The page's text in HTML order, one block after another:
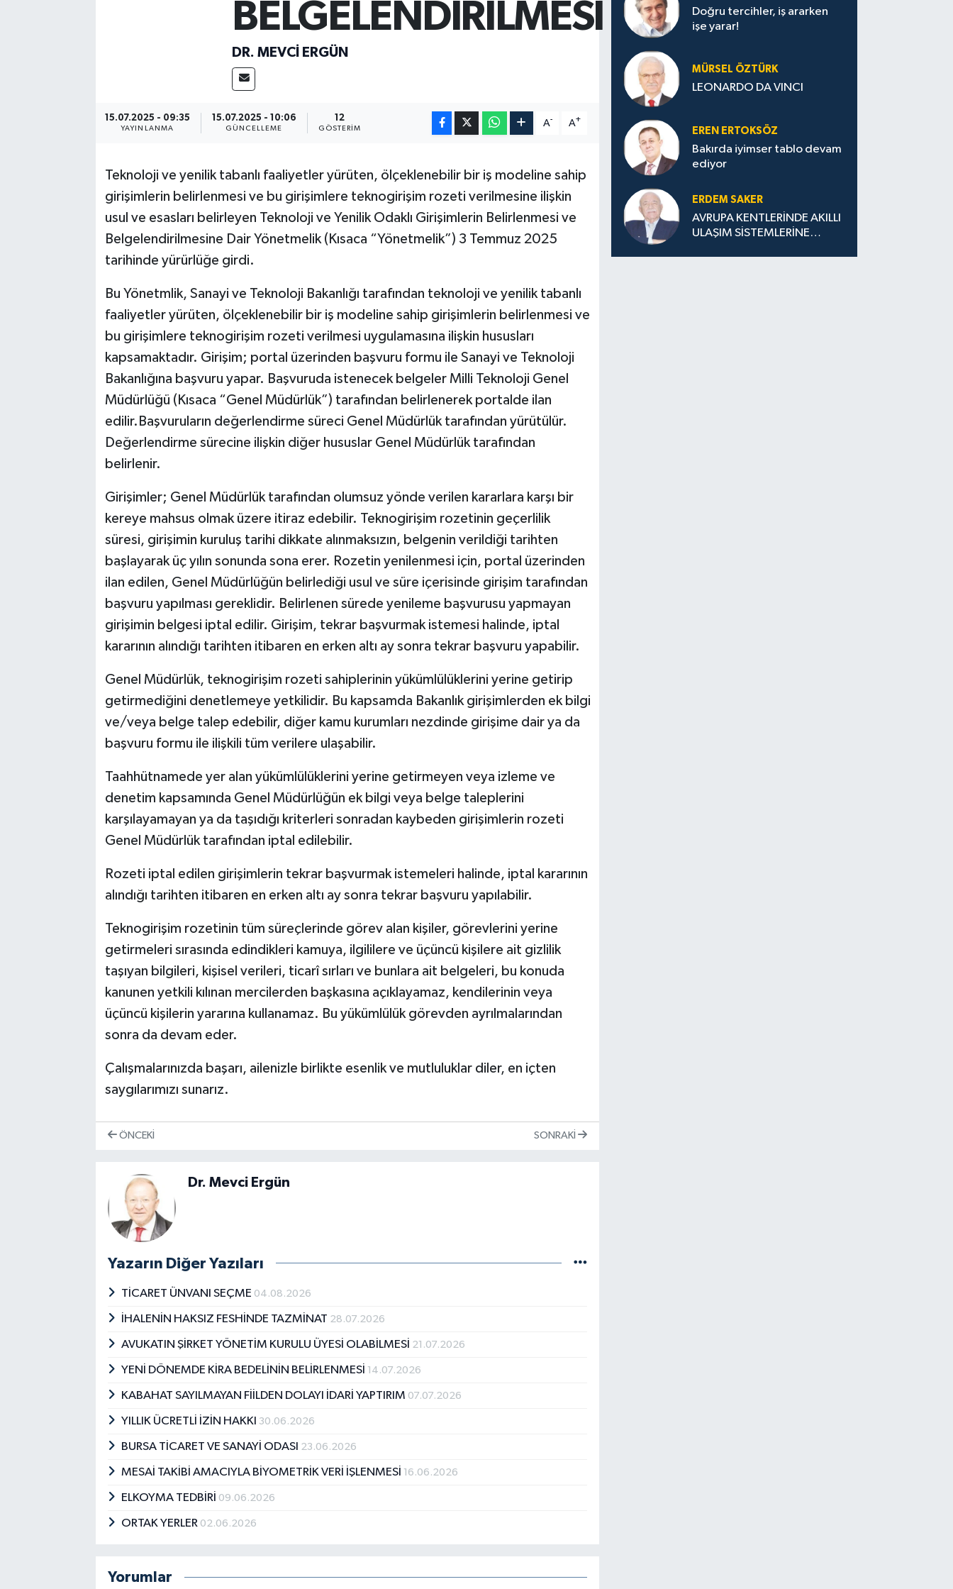
BELGELENDİRİLMESİ
DR. MEVCI ERGÜN
15.07.2025 - 09:35
YAYINLANMA
15.07.2025 - 10:06
GÜNCELLEME
12
GÖSTERIM
A- A+
Teknoloji ve yenilik tabanlı faaliyetler yürüten, ölçeklenebilir bir iş modeline sahip
girişimlerin belirlenmesi ve bu girişimlere teknogirişim rozeti verilmesine ilişkin
usul ve esasları belirleyen Teknoloji ve Yenilik Odaklı Girişimlerin Belirlenmesi ve
Belgelendirilmesine Dair Yönetmelik (Kısaca “Yönetmelik”) 3 Temmuz 2025
tarihinde yürürlüğe girdi.
Bu Yönetmlik, Sanayi ve Teknoloji Bakanlığı tarafından teknoloji ve yenilik tabanlı
faaliyetler yürüten, ölçeklenebilir bir iş modeline sahip girişimlerin belirlenmesi ve
bu girişimlere teknogirişim rozeti verilmesi uygulamasına ilişkin hususları
kapsamaktadır. Girişim; portal üzerinden başvuru formu ile Sanayi ve Teknoloji
Bakanlığına başvuru yapar. Başvuruda istenecek belgeler Milli Teknoloji Genel
Müdürlüğü (Kısaca “Genel Müdürlük”) tarafından belirlenerek portalde ilan
edilir.Başvuruların değerlendirme süreci Genel Müdürlük tarafından yürütülür.
Değerlendirme sürecine ilişkin diğer hususlar Genel Müdürlük tarafından
belirlenir.
Girişimler; Genel Müdürlük tarafından olumsuz yönde verilen kararlara karşı bir
kereye mahsus olmak üzere itiraz edebilir. Teknogirişim rozetinin geçerlilik
süresi, girişimin kuruluş tarihi dikkate alınmaksızın, belgenin verildiği tarihten
başlayarak üç yılın sonunda sona erer. Rozetin yenilenmesi için, portal üzerinden
ilan edilen, Genel Müdürlüğün belirlediği usul ve süre içerisinde girişim tarafından
başvuru yapılması gereklidir. Belirlenen sürede yenileme başvurusu yapmayan
girişimin belgesi iptal edilir. Girişim, tekrar başvurmak istemesi halinde, iptal
kararının alındığı tarihten itibaren en erken altı ay sonra tekrar başvuru yapabilir.
Genel Müdürlük, teknogirişim rozeti sahiplerinin yükümlülüklerini yerine getirip
getirmediğini denetlemeye yetkilidir. Bu kapsamda Bakanlık girişimlerden ek bilgi
ve/veya belge talep edebilir, diğer kamu kurumları nezdinde girişime dair ya da
başvuru formu ile ilişkili tüm verilere ulaşabilir.
Taahhütnamede yer alan yükümlülüklerini yerine getirmeyen veya izleme ve
denetim kapsamında Genel Müdürlüğün ek bilgi veya belge taleplerini
karşılayamayan ya da taşıdığı kriterleri sonradan kaybeden girişimlerin rozeti
Genel Müdürlük tarafından iptal edilebilir.
Rozeti iptal edilen girişimlerin tekrar başvurmak istemeleri halinde, iptal kararının
alındığı tarihten itibaren en erken altı ay sonra tekrar başvuru yapılabilir.
Teknogirişim rozetinin tüm süreçlerinde görev alan kişiler, görevlerini yerine
getirmeleri sırasında edindikleri kamuya, ilgililere ve üçüncü kişilere ait gizlilik
taşıyan bilgileri, kişisel verileri, ticarî sırları ve bunlara ait belgeleri, bu konuda
kanunen yetkili kılınan mercilerden başkasına açıklayamaz, kendilerinin veya
üçüncü kişilerin yararına kullanamaz. Bu yükümlülük görevden ayrılmalarından
sonra da devam eder.
Çalışmalarınızda başarı, ailenizle birlikte esenlik ve mutluluklar diler, en içten
saygılarımızı sunarız.
ÖNCEKI SONRAKI
Dr. Mevci Ergün
Yazarın Diğer Yazıları
TİCARET ÜNVANI SEÇME 04.08.2026
İHALENİN HAKSIZ FESHİNDE TAZMİNAT 28.07.2026
AVUKATIN ŞİRKET YÖNETİM KURULU ÜYESİ OLABİLMESİ 21.07.2026
YENİ DÖNEMDE KİRA BEDELİNİN BELİRLENMESİ 14.07.2026
KABAHAT SAYILMAYAN FİİLDEN DOLAYI İDARİ YAPTIRIM 07.07.2026
YILLIK ÜCRETLİ İZİN HAKKI 30.06.2026
BURSA TİCARET VE SANAYİ ODASI 23.06.2026
MESAİ TAKİBİ AMACIYLA BİYOMETRİK VERİ İŞLENMESİ 16.06.2026
ELKOYMA TEDBİRİ 09.06.2026
ORTAK YERLER 02.06.2026
Yorumlar
Doğru tercihler, iş ararken
işe yarar!
MÜRSEL ÖZTÜRK
LEONARDO DA VINCI
EREN ERTOKSÖZ
Bakırda iyimser tablo devam
ediyor
ERDEM SAKER
AVRUPA KENTLERİNDE AKILLI
ULAŞIM SİSTEMLERİNE